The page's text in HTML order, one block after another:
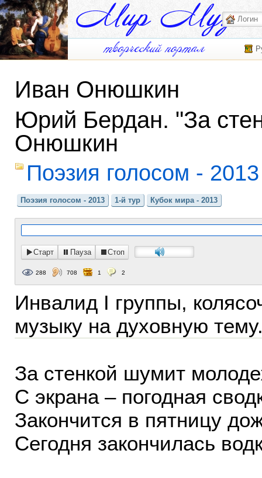
Иван Онюшкин
Юрий Бердан. "За
Онюшкин
Поэзия голосом - 2013
Поэзия голосом - 2013 1-й тур Кубок мира - 2013
Старт Пауза Стоп
288 708 1 2
Инвалид I группы,
музыку на духовную
За стенкой шумит
С экрана – погодная
Закончится в пятницу
Сегодня закончилась